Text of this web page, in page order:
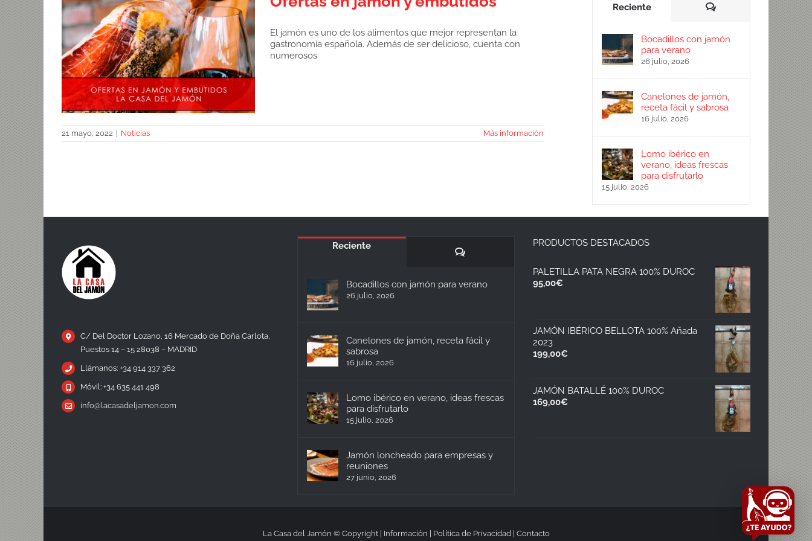
El jamón es uno de los alimentos que mejor representan la
gastronomía española. Además de ser delicioso, cuenta con
numerosos
21 mayo, 2022 Noticias Más información
Reciente Comentarios
Bocadillos con jamón
para verano
26 julio, 2026
Canelones de jamón,
receta fácil y sabrosa
16 julio, 2026
Lomo ibérico en
verano, ideas frescas
para disfrutarlo
15 julio, 2026
C/ Del Doctor Lozano, 16 Mercado de Doña Carlota,
Puestos 14 – 15 28038 – MADRID
Llámanos: +34 914 337 362
Móvil: +34 635 441 498
info@lacasadeljamon.com
Reciente
Comentarios
Bocadillos con jamón para verano
26 julio, 2026
Canelones de jamón, receta fácil y
sabrosa
16 julio, 2026
Lomo ibérico en verano, ideas frescas
para disfrutarlo
15 julio, 2026
Jamón loncheado para empresas y
reuniones
27 junio, 2026
PRODUCTOS DESTACADOS
PALETILLA PATA NEGRA 100% DUROC
95,00€
JAMÓN IBÉRICO BELLOTA 100% Añada
2023
199,00€
JAMÓN BATALLÉ 100% DUROC
169,00€
La Casa del Jamón © Copyright | Información Política de Privacidad| Contacto